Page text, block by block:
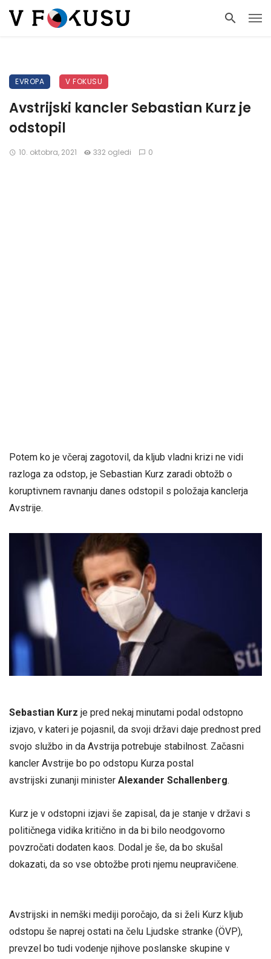
EVROPA V FOKUSU
Avstrijski kancler Sebastian Kurz je
odstopil
10. oktobra, 2021 332 ogledi 0
Potem ko je včeraj zagotovil, da kljub vladni krizi ne vidi
razloga za odstop, je Sebastian Kurz zaradi obtožb o
koruptivnem ravnanju danes odstopil s položaja kanclerja
Avstrije.
Sebastian Kurz je pred nekaj minutami podal odstopno
izjavo, v kateri je pojasnil, da svoji državi daje prednost pred
svojo službo in da Avstrija potrebuje stabilnost. Začasni
kancler Avstrije bo po odstopu Kurza postal
avstrijski zunanji minister Alexander Schallenberg.
Kurz je v odstopni izjavi še zapisal, da je stanje v državi s
političnega vidika kritično in da bi bilo neodgovorno
povzročati dodaten kaos. Dodal je še, da bo skušal
dokazati, da so vse obtožbe proti njemu neupravičene.
Avstrijski in nemški mediji poročajo, da si želi Kurz kljub
odstopu še naprej ostati na čelu Ljudske stranke (ÖVP),
prevzel bo tudi vodenje njihove poslanske skupine v